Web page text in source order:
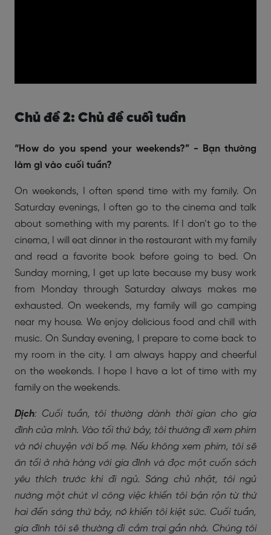
Chủ đề 2: Chủ đề cuối tuần
“How do you spend your weekends?” - Bạn thường
làm gì vào cuối tuần?
On weekends, I often spend time with my family. On
Saturday evenings, I often go to the cinema and talk
about something with my parents. If I don’t go to the
cinema, I will eat dinner in the restaurant with my family
and read a favorite book before going to bed. On
Sunday morning, I get up late because my busy work
from Monday through Saturday always makes me
exhausted. On weekends, my family will go camping
near my house. We enjoy delicious food and chill with
music. On Sunday evening, I prepare to come back to
my room in the city. I am always happy and cheerful
on the weekends. I hope I have a lot of time with my
family on the weekends.
Dịch: Cuối tuần, tôi thường dành thời gian cho gia
đình của mình. Vào tối thứ bảy, tôi thường đi xem phim
và nói chuyện với bố mẹ. Nếu không xem phim, tôi sẽ
ăn tối ở nhà hàng với gia đình và đọc một cuốn sách
yêu thích trước khi đi ngủ. Sáng chủ nhật, tôi ngủ
nướng một chút vì công việc khiến tôi bận rộn từ thứ
hai đến sáng thứ bảy, nó khiến tôi kiệt sức. Cuối tuần,
gia đình tôi sẽ thường đi cắm trại gần nhà. Chúng tôi